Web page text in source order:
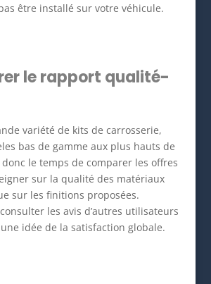
être installé sur votre véhicule.
le rapport qualité-
variété de kits de carrosserie,
bas de gamme aux plus hauts de
le temps de comparer les offres
sur la qualité des matériaux
sur les finitions proposées.
les avis d’autres utilisateurs
idée de la satisfaction globale.